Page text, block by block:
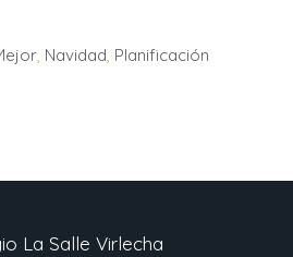
Navidad Planificación
La Salle Virlecha